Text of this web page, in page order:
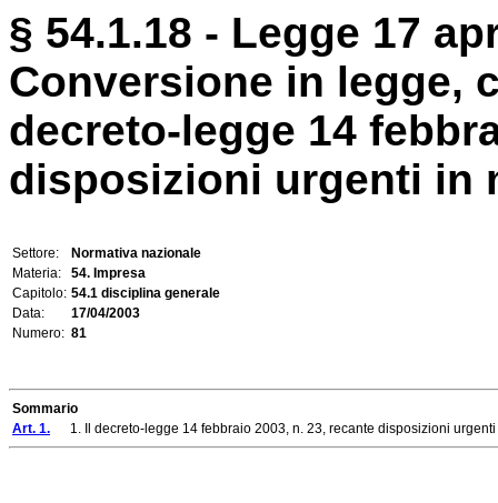
§ 54.1.18 - Legge 17
Conversione in legge,
decreto-legge 14
disposizioni urgenti in
Settore:
Normativa nazionale
Materia:
54. Impresa
Capitolo: 54.1 disciplina generale
Data:
17/04/2003
Numero: 81
Sommario
Art. 1. 1. Il decreto-legge 14 febbraio 2003, n. 23, recante disposizioni